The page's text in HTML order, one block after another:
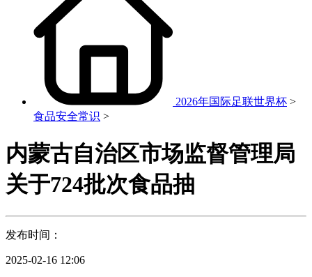
2026年国际足联世界杯 >
食品安全常识 >
内蒙古自治区市场监督管理局
关于724批次食品抽
发布时间：
2025-02-16 12:06